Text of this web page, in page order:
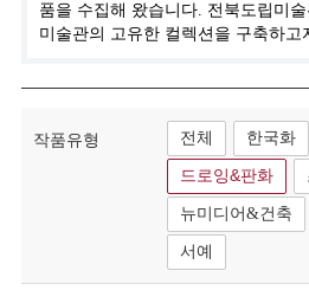
품을 수집해 왔습니다. 전북도립미
미술관의 고유한 컬렉션을 구축하고
작품유형 전체 한국화
드로잉&판화
뉴미디어&건축
서예